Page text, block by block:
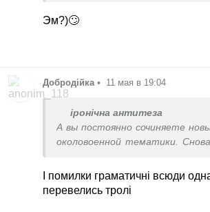
Эм?)🙄
Добродійка • 11 мая в 19:04
іронічна антитеза
А вы постоянно сочиняете
околовоенной тематики.
Фу, мерзко от вас.
І помилки граматичні всюди
перевелись тролі